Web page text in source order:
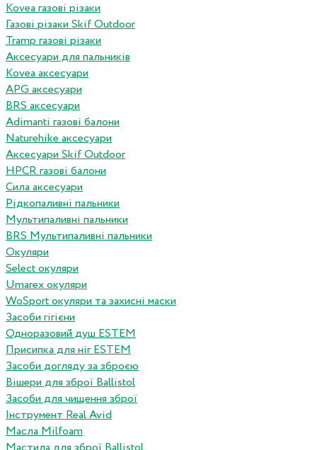
Kovea газові різаки
Газові різаки Skif Outdoor
Tramp газові різаки
Аксесуари для пальників
Kovea аксесуари
APG аксесуари
BRS аксесуари
Adimanti газові балони
Naturehike аксесуари
Аксесуари Skif Outdoor
HPCR газові балони
Сила аксесуари
Рідкопаливні пальники
Мультипаливні пальники
BRS Мультипаливні пальники
Окуляри
Select окуляри
Umarex окуляри
WoSport окуляри та захисні маски
Засоби гігієни
Одноразовий душ ESTEM
Присипка для ніг ESTEM
Засоби догляду за зброєю
Вішери для зброї Ballistol
Засоби для чищення зброї
Інструмент Real Avid
Масла Milfoam